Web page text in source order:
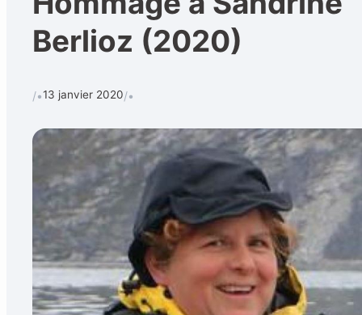
CONTACT
•
Formulaire de contact
Berlioz (2020)
/•13 janvier 2020/•